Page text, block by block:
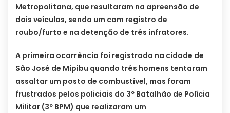
Metropolitana, que resultaram na apreensão de
dois veículos, sendo um com registro de
roubo/furto e na detenção de três infratores.
A primeira ocorrência foi registrada na cidade de
São José de Mipibu quando três homens tentaram
assaltar um posto de combustível, mas foram
frustrados pelos policiais do 3º Batalhão de Polícia
Militar (3º BPM) que realizaram um